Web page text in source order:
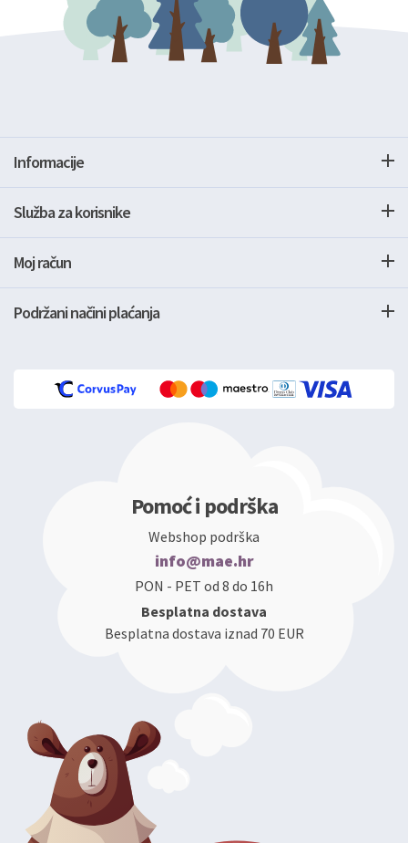
Informacije
Služba za korisnike
Moj račun
Podržani načini plaćanja
Pomoć i podrška
Webshop podrška
info@mae.hr
PON - PET od 8 do 16h
Besplatna dostava
Besplatna dostava iznad 70 EUR